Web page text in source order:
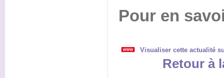
Pour en
Visualiser cette actualité
Retour à